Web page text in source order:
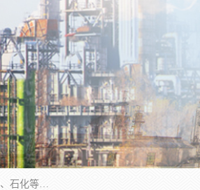
连云港众邦石化设备制造有限公司是一家鹤管厂家主营：鹤管、装车鹤管等，是致力于石油、石化等流体装卸设备(主要产品如鹤管、输油臂、脱缆钩等)的咨询、设计、制造、检测、安装指导、系统调试、维修维护等业务的公司。